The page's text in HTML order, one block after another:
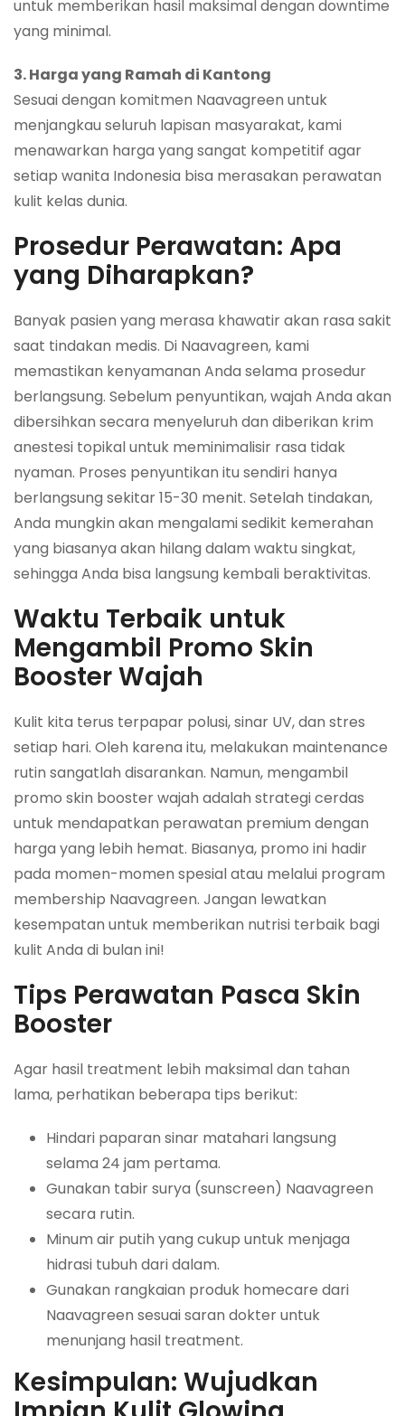
untuk memberikan hasil maksimal dengan downtime
yang minimal.
3. Harga yang Ramah di Kantong
Sesuai dengan komitmen Naavagreen untuk
menjangkau seluruh lapisan masyarakat, kami
menawarkan harga yang sangat kompetitif agar
setiap wanita Indonesia bisa merasakan perawatan
kulit kelas dunia.
Prosedur Perawatan: Apa
yang Diharapkan?
Banyak pasien yang merasa khawatir akan rasa sakit
saat tindakan medis. Di Naavagreen, kami
memastikan kenyamanan Anda selama prosedur
berlangsung. Sebelum penyuntikan, wajah Anda akan
dibersihkan secara menyeluruh dan diberikan krim
anestesi topikal untuk meminimalisir rasa tidak
nyaman. Proses penyuntikan itu sendiri hanya
berlangsung sekitar 15-30 menit. Setelah tindakan,
Anda mungkin akan mengalami sedikit kemerahan
yang biasanya akan hilang dalam waktu singkat,
sehingga Anda bisa langsung kembali beraktivitas.
Waktu Terbaik untuk
Mengambil Promo Skin
Booster Wajah
Kulit kita terus terpapar polusi, sinar UV, dan stres
setiap hari. Oleh karena itu, melakukan maintenance
rutin sangatlah disarankan. Namun, mengambil
promo skin booster wajah adalah strategi cerdas
untuk mendapatkan perawatan premium dengan
harga yang lebih hemat. Biasanya, promo ini hadir
pada momen-momen spesial atau melalui program
membership Naavagreen. Jangan lewatkan
kesempatan untuk memberikan nutrisi terbaik bagi
kulit Anda di bulan ini!
Tips Perawatan Pasca Skin
Booster
Agar hasil treatment lebih maksimal dan tahan
lama, perhatikan beberapa tips berikut:
Hindari paparan sinar matahari langsung
selama 24 jam pertama.
Gunakan tabir surya (sunscreen) Naavagreen
secara rutin.
Minum air putih yang cukup untuk menjaga
hidrasi tubuh dari dalam.
Gunakan rangkaian produk homecare dari
Naavagreen sesuai saran dokter untuk
menunjang hasil treatment.
Kesimpulan: Wujudkan